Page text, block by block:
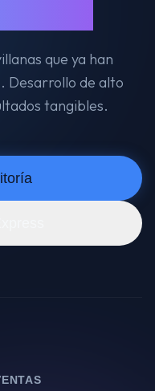
que ya han
Desarrollo de alto
tangibles.